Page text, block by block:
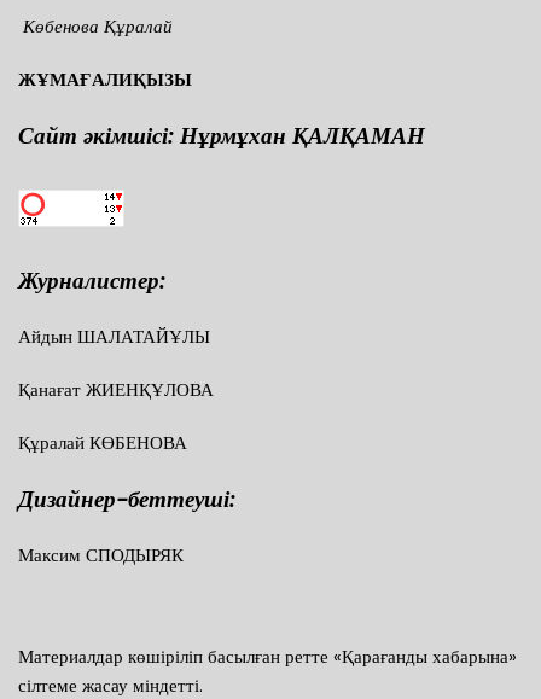
Көбенова Құралай
ЖҰМАҒАЛИҚЫЗЫ
Сайт әкімшісі: Нұрмұхан ҚАЛҚАМАН
Журналистер:
Айдын ШАЛАТАЙҰЛЫ
Қанағат ЖИЕНҚҰЛОВА
Құралай КӨБЕНОВА
Дизайнер-беттеуші:
Максим СПОДЫРЯК
Материалдар көшіріліп басылған ретте «Қарағанды хабарына»
сілтеме жасау міндетті.